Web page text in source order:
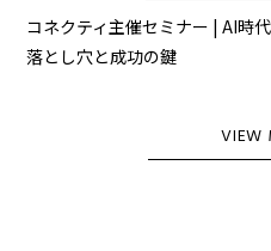
コネクティ主催セミナー | AI時
落とし穴と成功の鍵
VIEW